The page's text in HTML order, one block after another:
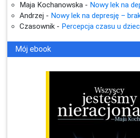
Maja Kochanowska - Nowy lek na
Andrzej - Nowy lek na depresję –
Czasownik - Percepcja czasu u
Mój ebook